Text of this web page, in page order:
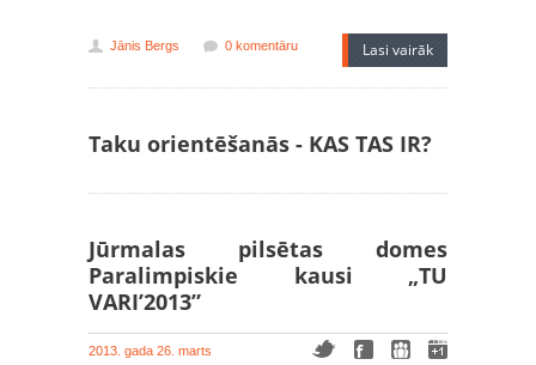
Jānis Bergs 0 komentāru Lasi vairāk
Taku orientēšanās - KAS TAS IR?
Jūrmalas pilsētas domes
Paralimpiskie kausi „TU
VARI’2013”
2013. gada 26. marts